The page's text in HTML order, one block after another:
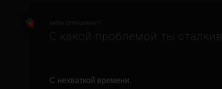
МИЛА СПРАШИВАЕТ:
С какой проблемой ты
C нехваткой времени.